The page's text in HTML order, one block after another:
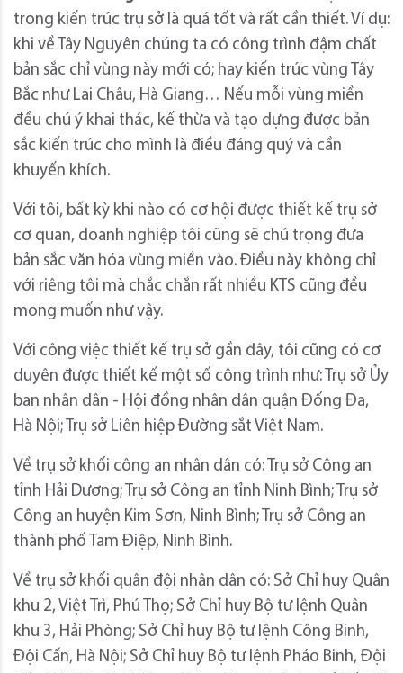
trong kiến trúc trụ sở là quá tốt và rất cần thiết. Ví dụ:
khi về Tây Nguyên chúng ta có công trình đậm chất
bản sắc chỉ vùng này mới có; hay kiến trúc vùng Tây
Bắc như Lai Châu, Hà Giang… Nếu mỗi vùng miền
đều chú ý khai thác, kế thừa và tạo dựng được bản
sắc kiến trúc cho mình là điều đáng quý và cần
khuyến khích.
Với tôi, bất kỳ khi nào có cơ hội được thiết kế trụ sở
cơ quan, doanh nghiệp tôi cũng sẽ chú trọng đưa
bản sắc văn hóa vùng miền vào. Điều này không chỉ
với riêng tôi mà chắc chắn rất nhiều KTS cũng đều
mong muốn như vậy.
Với công việc thiết kế trụ sở gần đây, tôi cũng có cơ
duyên được thiết kế một số công trình như: Trụ sở Ủy
ban nhân dân - Hội đồng nhân dân quận Đống Đa,
Hà Nội; Trụ sở Liên hiệp Đường sắt Việt Nam.
Về trụ sở khối công an nhân dân có: Trụ sở Công an
tỉnh Hải Dương; Trụ sở Công an tỉnh Ninh Bình; Trụ sở
Công an huyện Kim Sơn, Ninh Bình; Trụ sở Công an
thành phố Tam Điệp, Ninh Bình.
Về trụ sở khối quân đội nhân dân có: Sở Chỉ huy Quân
khu 2, Việt Trì, Phú Thọ; Sở Chỉ huy Bộ tư lệnh Quân
khu 3, Hải Phòng; Sở Chỉ huy Bộ tư lệnh Công Binh,
Đội Cấn, Hà Nội; Sở Chỉ huy Bộ tư lệnh Pháo Binh, Đội